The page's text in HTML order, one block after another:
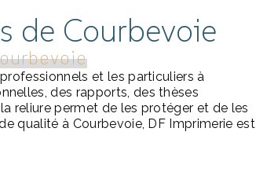
de Courbevoie
et les particuliers à
des rapports, des thèses
reliure permet de les protéger et de les
qualité à Courbevoie, DF Imprimerie est